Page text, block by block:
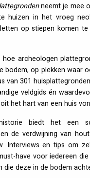
neemt je mee
huizen in het vroeg
op stiepen komen
archeologen
bodem, op plekken waar
van 301
veldgids én
het hart van een huis
biedt het een
de verdwijning van
Interviews en tips om
have voor iedereen
deze in de bodem